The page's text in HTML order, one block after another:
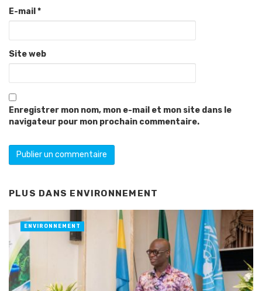
E-mail *
Site web
Enregistrer mon nom, mon e-mail et mon site dans le
navigateur pour mon prochain commentaire.
PLUS DANS ENVIRONNEMENT
ENVIRONNEMENT